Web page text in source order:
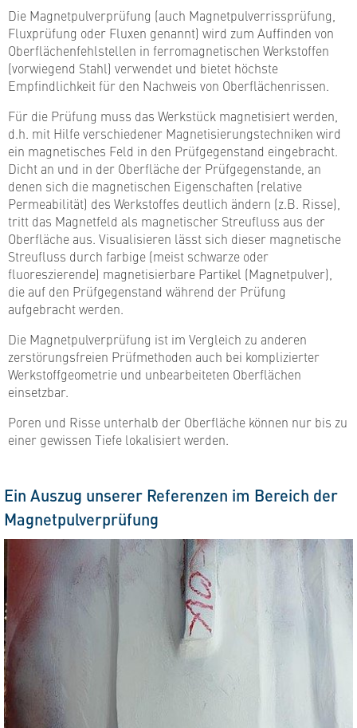
Die Magnetpulverprüfung (auch Magnetpulverrissprüfung,
Fluxprüfung oder Fluxen genannt) wird zum Auffinden von
Oberflächenfehlstellen in ferromagnetischen Werkstoffen
(vorwiegend Stahl) verwendet und bietet höchste
Empfindlichkeit für den Nachweis von Oberflächenrissen.
Für die Prüfung muss das Werkstück magnetisiert werden,
d.h. mit Hilfe verschiedener Magnetisierungstechniken wird
ein magnetisches Feld in den Prüfgegenstand eingebracht.
Dicht an und in der Oberfläche der Prüfgegenstande, an
denen sich die magnetischen Eigenschaften (relative
Permeabilität) des Werkstoffes deutlich ändern (z.B. Risse),
tritt das Magnetfeld als magnetischer Streufluss aus der
Oberfläche aus. Visualisieren lässt sich dieser magnetische
Streufluss durch farbige (meist schwarze oder
fluoreszierende) magnetisierbare Partikel (Magnetpulver),
die auf den Prüfgegenstand während der Prüfung
aufgebracht werden.
Die Magnetpulverprüfung ist im Vergleich zu anderen
zerstörungsfreien Prüfmethoden auch bei komplizierter
Werkstoffgeometrie und unbearbeiteten Oberflächen
einsetzbar.
Poren und Risse unterhalb der Oberfläche können nur bis zu
einer gewissen Tiefe lokalisiert werden.
Ein Auszug unserer Referenzen im Bereich der
Magnetpulverprüfung